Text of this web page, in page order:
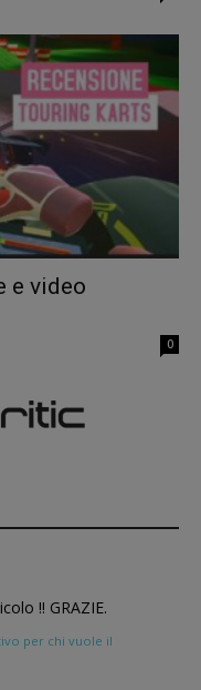
e video
0
!! GRAZIE.
per chi vuole il